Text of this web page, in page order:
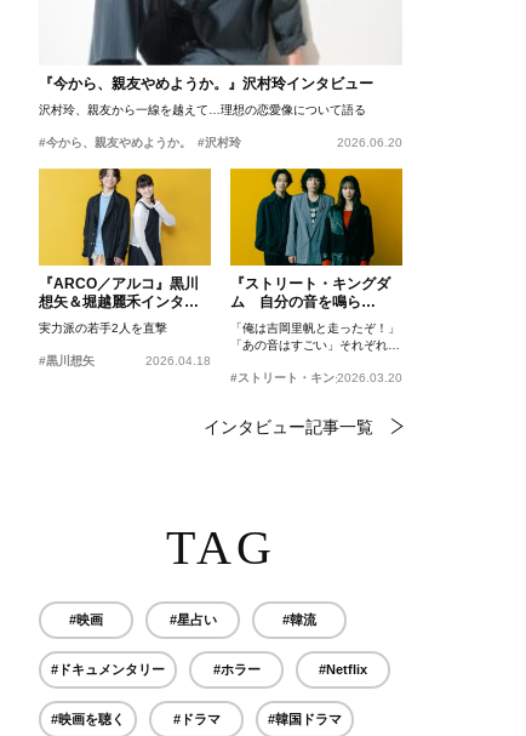
『今から、親友やめようか。』沢村玲インタビュー
沢村玲、親友から一線を越えて…理想の恋愛像について語る
#今から、親友やめようか。 #沢村玲 2026.06.20
『ARCO／アルコ』黒川
想矢＆堀越麗禾インタビ
ュー
実力派の若手2人を直撃
#黒川想矢 2026.04.18
『ストリート・キングダ
ム 自分の音を鳴ら
せ。』峯田和伸、若葉竜
也、吉岡里帆インタビュ
ー
「俺は吉岡里帆と走ったぞ！」
「あの音はすごい」それぞれの
#ストリート・キングダム 自分の音を鳴らせ。
2026.03.20
インタビュー記事一覧
TAG
#映画 #星占い #韓流
#ドキュメンタリー #ホラー #Netflix
#映画を聴く #ドラマ #韓国ドラマ